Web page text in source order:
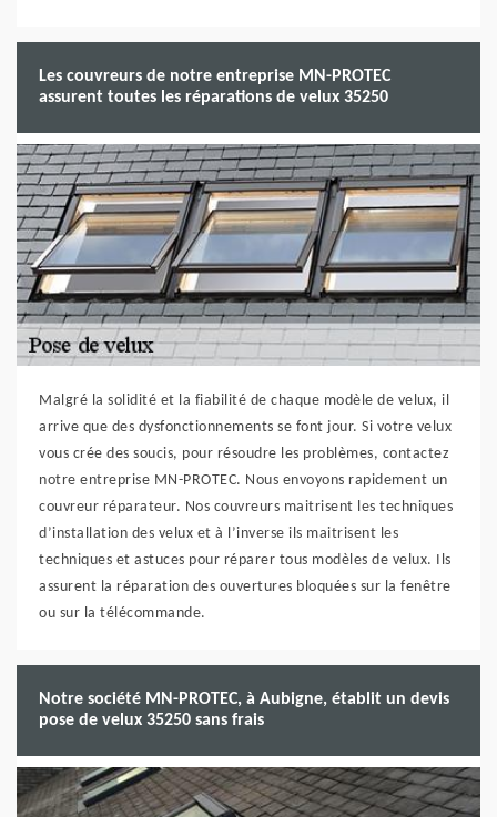
Les couvreurs de notre entreprise MN-PROTEC
assurent toutes les réparations de velux 35250
Malgré la solidité et la fiabilité de chaque modèle de velux, il
arrive que des dysfonctionnements se font jour. Si votre velux
vous crée des soucis, pour résoudre les problèmes, contactez
notre entreprise MN-PROTEC. Nous envoyons rapidement un
couvreur réparateur. Nos couvreurs maitrisent les techniques
d’installation des velux et à l’inverse ils maitrisent les
techniques et astuces pour réparer tous modèles de velux. Ils
assurent la réparation des ouvertures bloquées sur la fenêtre
ou sur la télécommande.
Notre société MN-PROTEC, à Aubigne, établit un devis
pose de velux 35250 sans frais